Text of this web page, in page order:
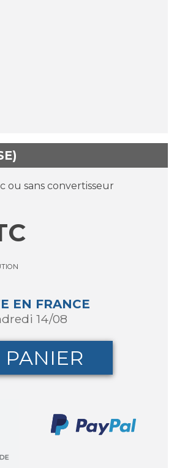
ou sans convertisseur
EN FRANCE
14/08
PANIER